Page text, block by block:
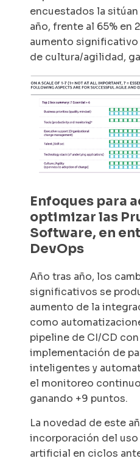
encuestados la
año, frente al 65% en
aumento significativo
de cultura/agilidad,
Enfoques para
optimizar las
Software, en
DevOps
Año tras año, los
significativos se
aumento de la
como
pipeline de CI/CD
implementación de
inteligentes y
el monitoreo
ganando +9 puntos.
La novedad de este
incorporación del
artificial en ciclos